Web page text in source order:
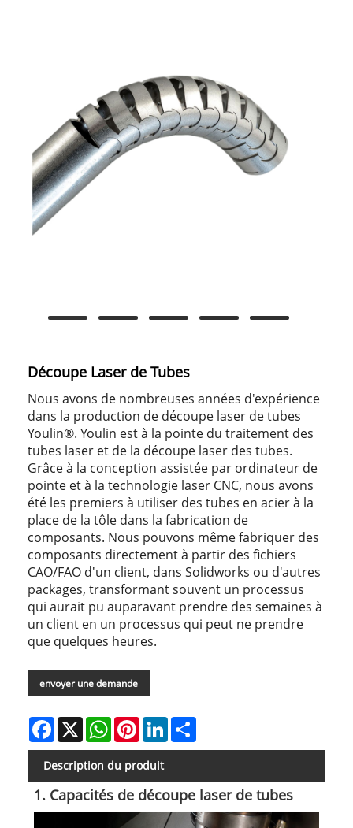
Découpe Laser de Tubes
Nous avons de nombreuses années d'expérience
dans la production de découpe laser de tubes
Youlin®. Youlin est à la pointe du traitement des
tubes laser et de la découpe laser des tubes.
Grâce à la conception assistée par ordinateur de
pointe et à la technologie laser CNC, nous avons
été les premiers à utiliser des tubes en acier à la
place de la tôle dans la fabrication de
composants. Nous pouvons même fabriquer des
composants directement à partir des fichiers
CAO/FAO d'un client, dans Solidworks ou d'autres
packages, transformant souvent un processus
qui aurait pu auparavant prendre des semaines à
un client en un processus qui peut ne prendre
que quelques heures.
envoyer une demande
Facebook
X WhatsAppPinterestLinkedIn
Description du produit
1. Capacités de découpe laser de tubes